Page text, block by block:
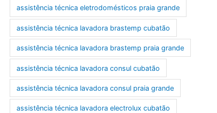
a
assistência técnica eletrodomésticos praia grande
assistência técnica lavadora brastemp cubatão
assistência técnica lavadora brastemp praia grande
assistência técnica lavadora consul cubatão
assistência técnica lavadora consul praia grande
assistência técnica lavadora electrolux cubatão